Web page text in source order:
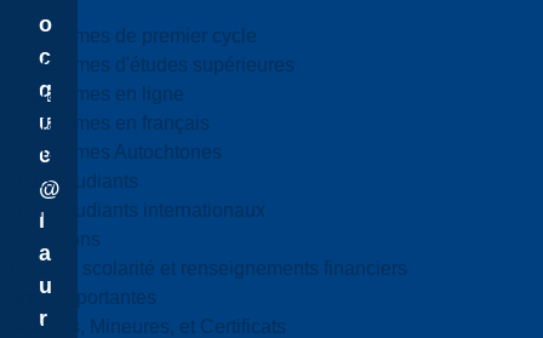
Programmes de premier cycle
Programmes d'études supérieures
Programmes en ligne
Programmes en français
Programmes Autochtones
Futurs étudiants
Futurs étudiants internationaux
Admissions
Droits de scolarité et renseignements financiers
Dates importantes
Majeures, Mineures, et Certificats
o
c
q
u
e
@
l
a
u
r